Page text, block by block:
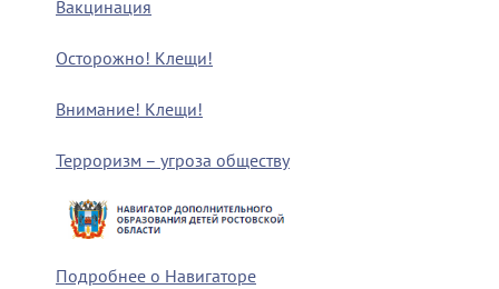
Вакцинация
Осторожно! Клещи!
Внимание! Клещи!
Терроризм – угроза обществу
Подробнее о Навигаторе